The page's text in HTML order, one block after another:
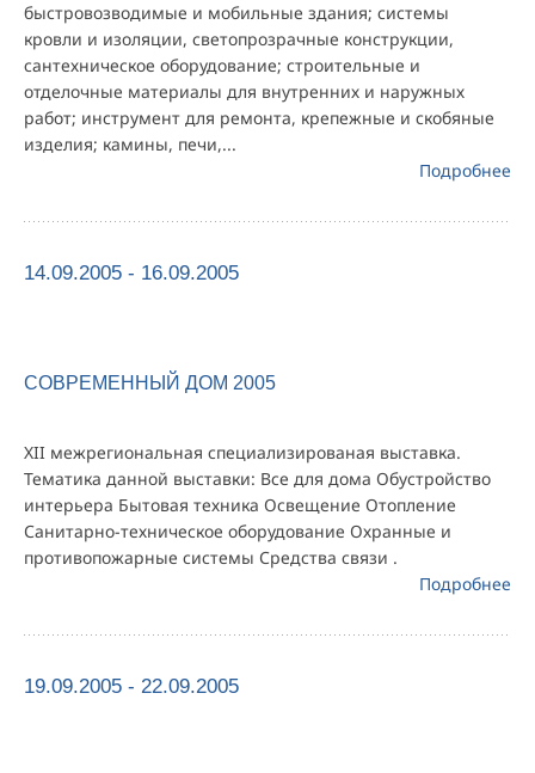
быстровозводимые и мобильные здания; системы
кровли и изоляции, светопрозрачные конструкции,
сантехническое оборудование; строительные и
отделочные материалы для внутренних и наружных
работ; инструмент для ремонта, крепежные и скобяные
изделия; камины, печи,...
Подробнее
14.09.2005 - 16.09.2005
СОВРЕМЕННЫЙ ДОМ 2005
XII межрегиональная специализированая выставка.
Тематика данной выставки: Все для дома Обустройство
интерьера Бытовая техника Освещение Отопление
Санитарно-техническое оборудование Охранные и
противопожарные системы Средства связи .
Подробнее
19.09.2005 - 22.09.2005